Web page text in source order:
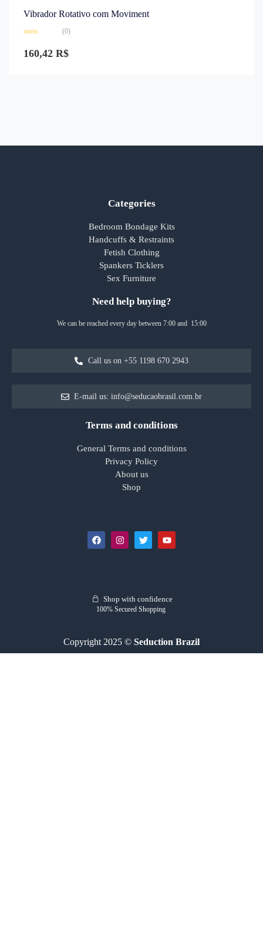
Vibrador Rotativo com Moviment
0
de
(0)
160,42 R$
Categories
Bedroom Bondage Kits
Handcuffs & Restraints
Fetish Clothing
Spankers Ticklers
Sex Furniture
Need help buying?
We can be reached every day between 7:00 and 15:00
Call us on +55 1198 670 2943
E-mail us: info@seducaobrasil.com.br
Terms and conditions
General Terms and conditions
Privacy Policy
About us
Shop
Shop with confidence
100% Secured Shopping
Copyright 2025 © Seduction Brazil